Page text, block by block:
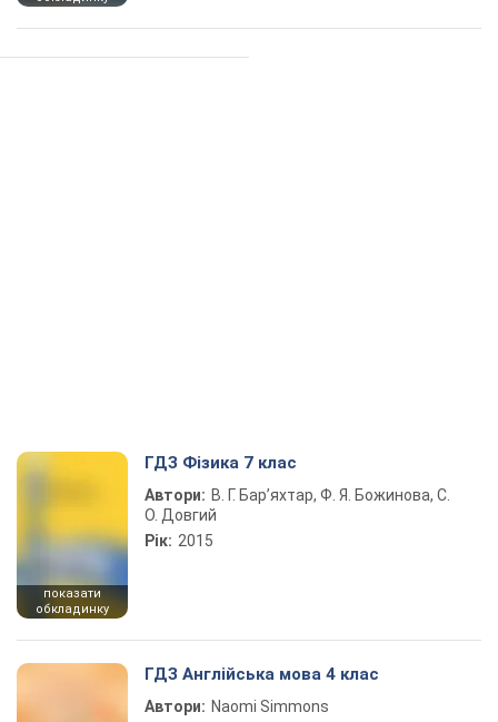
показати
обкладинку
ГДЗ Фізика 7 клас
Автори: В. Г. Бар’яхтар, Ф. Я. Божинова, С.
О. Довгий
Рік: 2015
ГДЗ Англійська мова 4 клас
Автори: Naomi Simmons